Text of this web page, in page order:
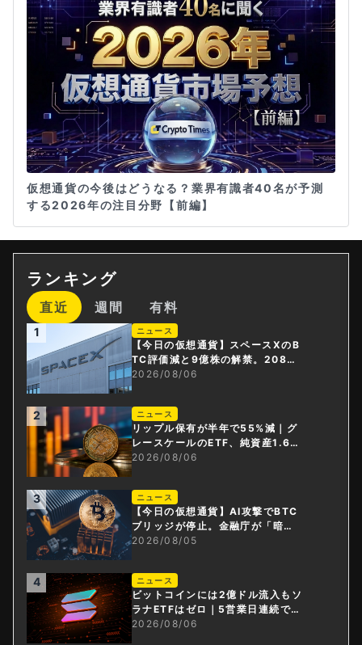
仮想通貨の今後はどうなる？業界有識者40名が予測
する2026年の注目分野【前編】
ランキング
直近 週間 有料
1 ニュース
【今日の仮想通貨】スペースXのB
TC評価減と9億株の解禁。208億
円相当のBTCが盗難
2026/08/06
2 ニュース
リップル保有が半年で55%減｜グ
レースケールのETF、純資産1.6億
ドル減
2026/08/06
3 ニュース
【今日の仮想通貨】AI攻撃でBTC
ブリッジが停止。金融庁が「暗号
資産・ステーブルコイン課」新設
2026/08/05
4 ニュース
ビットコインには2億ドル流入もソ
ラナETFはゼロ｜5営業日連続で停
止
2026/08/06